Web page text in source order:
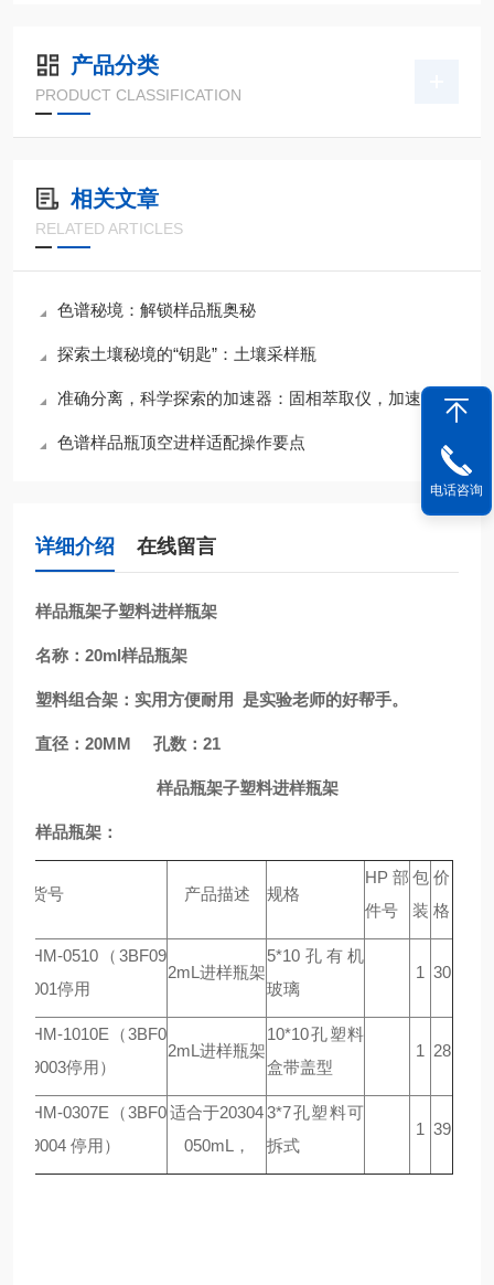
产品分类
PRODUCT CLASSIFICATION
相关文章
RELATED ARTICLES
色谱秘境：解锁样品瓶奥秘
探索土壤秘境的“钥匙”：土壤采样瓶
准确分离，科学探索的加速器：固相萃取仪，加速发现，启迪未来
色谱样品瓶顶空进样适配操作要点
详细介绍 在线留言
样品瓶架子塑料进样瓶架
名称：20ml样品瓶架
塑料组合架：实用方便耐用 是实验老师的好帮手。
直径：20MM 孔数：21
样品瓶架子塑料进样瓶架
样品瓶架：
货号 产品描述 规格
HP 部
件号
包
装
价
格
HM-0510（3BF09
001停用
2mL进样瓶架
5*10 孔 有机
玻璃
1 30
HM-1010E（3BF0
9003停用）
2mL进样瓶架
10*10孔塑料
盒带盖型
1 28
HM-0307E（3BF0
9004 停用）
适合于20304
050mL ，
3*7孔塑料可
拆式
1 39
电话咨询